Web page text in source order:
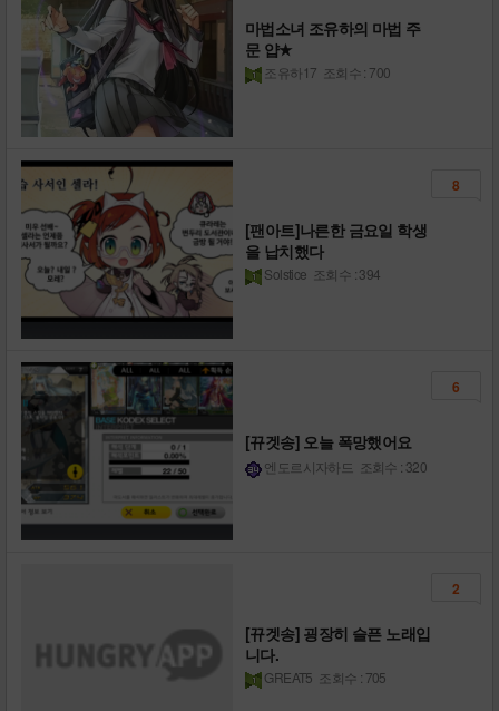
마법소녀 조유하의 마법 주
문 얍★
조유하17 조회수 : 700
[팬아트]나른한 금요일 학생
을 납치했다
Solstice 조회수 : 394
8
[뀨겟송] 오늘 폭망했어요
엔도르시자하드 조회수 : 320
6
[뀨겟송] 굉장히 슬픈 노래입
니다.
GREAT5 조회수 : 705
2